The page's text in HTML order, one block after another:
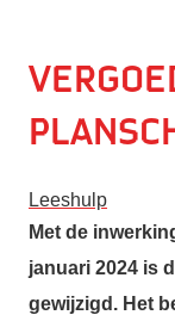
Leeshulp
Met de
januari 2024 is
gewijzigd. Het